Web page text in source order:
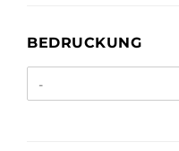
BEDRUCKUNG
BEDRUCKUNG